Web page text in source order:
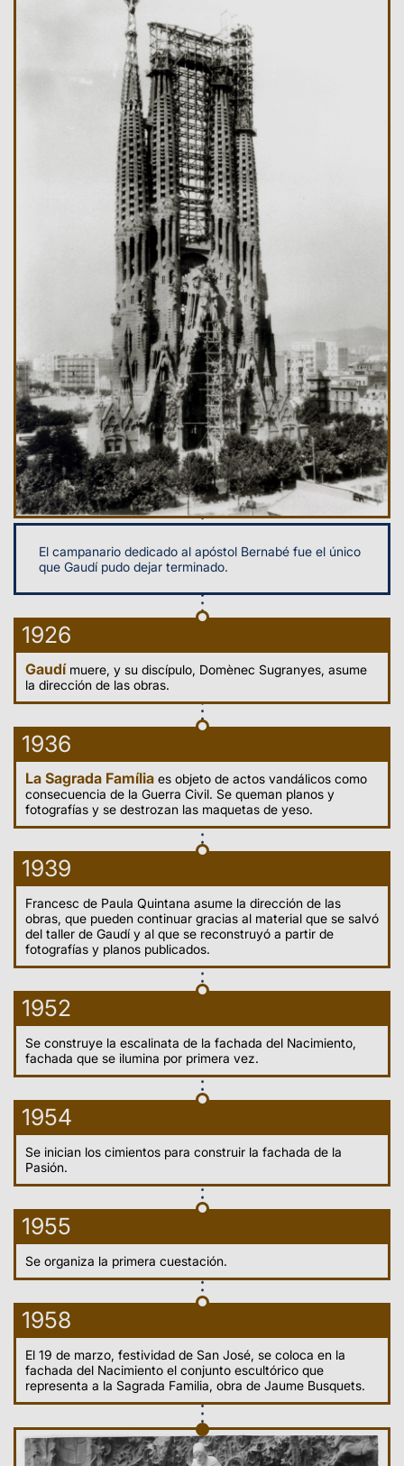
El campanario dedicado al apóstol Bernabé fue el único
que Gaudí pudo dejar terminado.
1926
Gaudí muere, y su discípulo, Domènec Sugranyes, asume
la dirección de las obras.
1936
La Sagrada Família es objeto de actos vandálicos como
consecuencia de la Guerra Civil. Se queman planos y
fotografías y se destrozan las maquetas de yeso.
1939
Francesc de Paula Quintana asume la dirección de las
obras, que pueden continuar gracias al material que se salvó
del taller de Gaudí y al que se reconstruyó a partir de
fotografías y planos publicados.
1952
Se construye la escalinata de la fachada del Nacimiento,
fachada que se ilumina por primera vez.
1954
Se inician los cimientos para construir la fachada de la
Pasión.
1955
Se organiza la primera cuestación.
1958
El 19 de marzo, festividad de San José, se coloca en la
fachada del Nacimiento el conjunto escultórico que
representa a la Sagrada Familia, obra de Jaume Busquets.